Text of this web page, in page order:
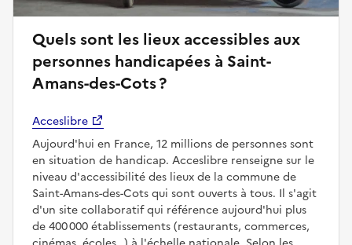
Quels sont les lieux accessibles aux
personnes handicapées à Saint-
Amans-des-Cots ?
Acceslibre
Aujourd'hui en France, 12 millions de personnes sont
en situation de handicap. Acceslibre renseigne sur le
niveau d'accessibilité des lieux de la commune de
Saint-Amans-des-Cots qui sont ouverts à tous. Il s'agit
d'un site collaboratif qui référence aujourd'hui plus
de 400 000 établissements (restaurants, commerces,